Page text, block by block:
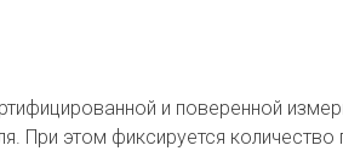
и поверенной
этом фиксируется количество